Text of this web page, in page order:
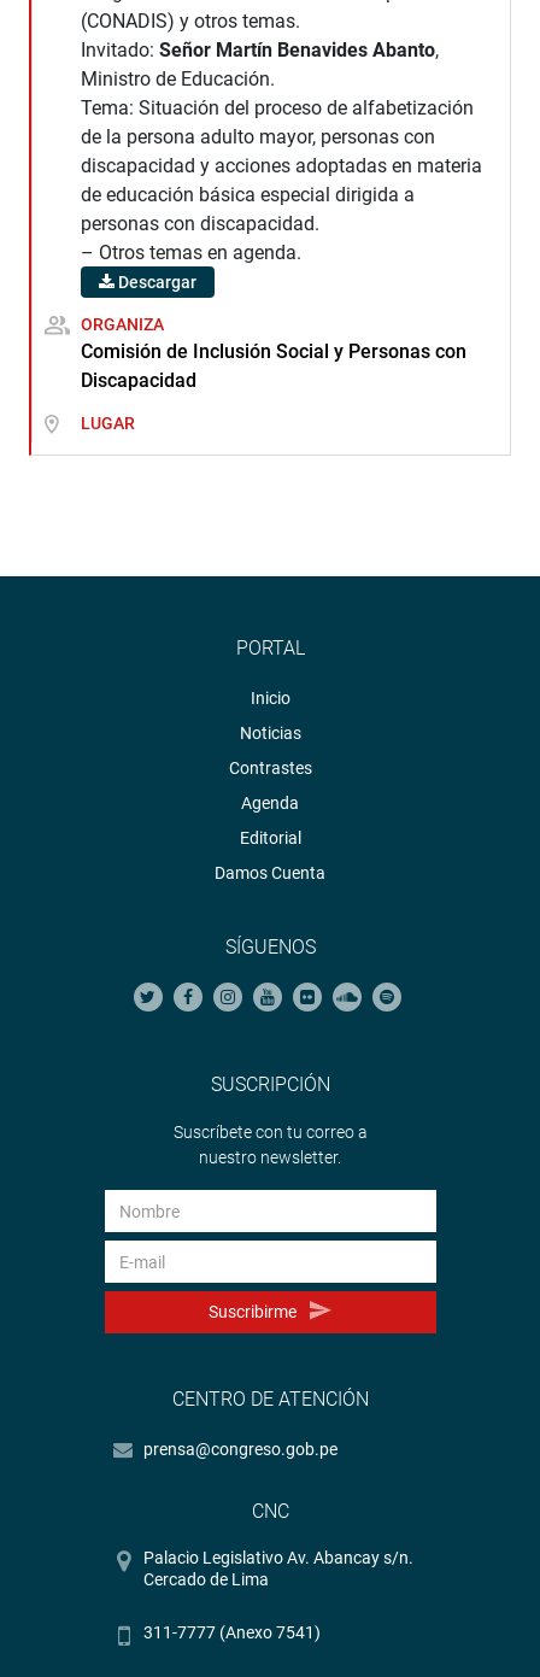
(CONADIS) y otros temas.
Invitado: Señor Martín Benavides Abanto,
Ministro de Educación.
Tema: Situación del proceso de alfabetización
de la persona adulto mayor, personas con
discapacidad y acciones adoptadas en materia
de educación básica especial dirigida a
personas con discapacidad.
– Otros temas en agenda.
Descargar
ORGANIZA
Comisión de Inclusión Social y Personas con
Discapacidad
LUGAR
PORTAL
Inicio
Noticias
Contrastes
Agenda
Editorial
Damos Cuenta
SÍGUENOS
SUSCRIPCIÓN
Suscríbete con tu correo a
nuestro newsletter.
Suscribirme
CENTRO DE ATENCIÓN
prensa@congreso.gob.pe
CNC
Palacio Legislativo Av. Abancay s/n.
Cercado de Lima
311-7777 (Anexo 7541)